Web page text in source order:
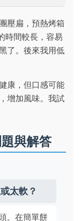
壓扁，預熱烤箱
時間較長，容易
了。後來我用低
康，但口感可能
增加風味。我試
與解答
太軟？
。在簡單餅